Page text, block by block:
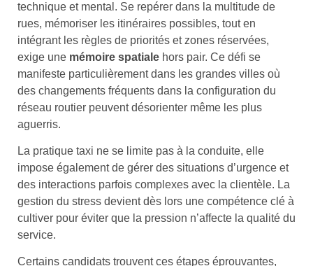
technique et mental. Se repérer dans la multitude de
rues, mémoriser les itinéraires possibles, tout en
intégrant les règles de priorités et zones réservées,
exige une mémoire spatiale hors pair. Ce défi se
manifeste particulièrement dans les grandes villes où
des changements fréquents dans la configuration du
réseau routier peuvent désorienter même les plus
aguerris.
La pratique taxi ne se limite pas à la conduite, elle
impose également de gérer des situations d’urgence et
des interactions parfois complexes avec la clientèle. La
gestion du stress devient dès lors une compétence clé à
cultiver pour éviter que la pression n’affecte la qualité du
service.
Certains candidats trouvent ces étapes éprouvantes,